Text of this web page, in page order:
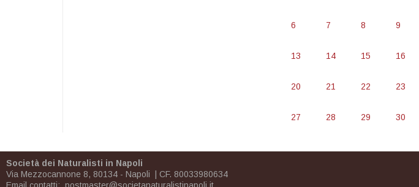
6 7 8 9
13 14 15 16
20 21 22 23
27 28 29 30
Società dei Naturalisti in Napoli
Via Mezzocannone 8, 80134 - Napoli | CF. 80033980634